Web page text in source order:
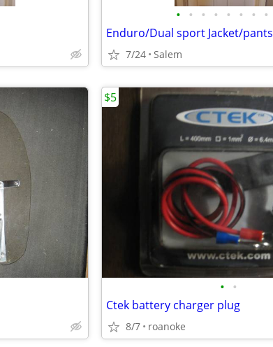
• • • • • • • •
Enduro/Dual sport Jacket/pants
7/24 Salem
• •
Ctek battery charger plug
8/7 roanoke
$5